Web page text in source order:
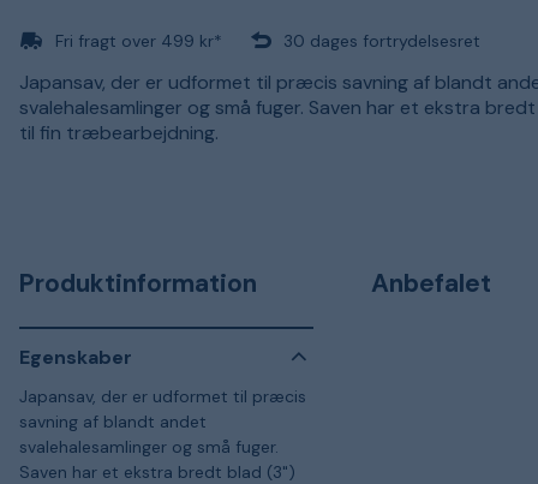
Fri fragt over 499 kr* 30 dages fortrydelsesret
Japansav, der er udformet til præcis savning af blandt
svalehalesamlinger og små fuger. Saven har et ekstra
til fin træbearbejdning.
Produktinformation
Egenskaber
Japansav, der er udformet til præcis
savning af blandt andet
svalehalesamlinger og små fuger.
Saven har et ekstra bredt blad (3")
Anbefalet